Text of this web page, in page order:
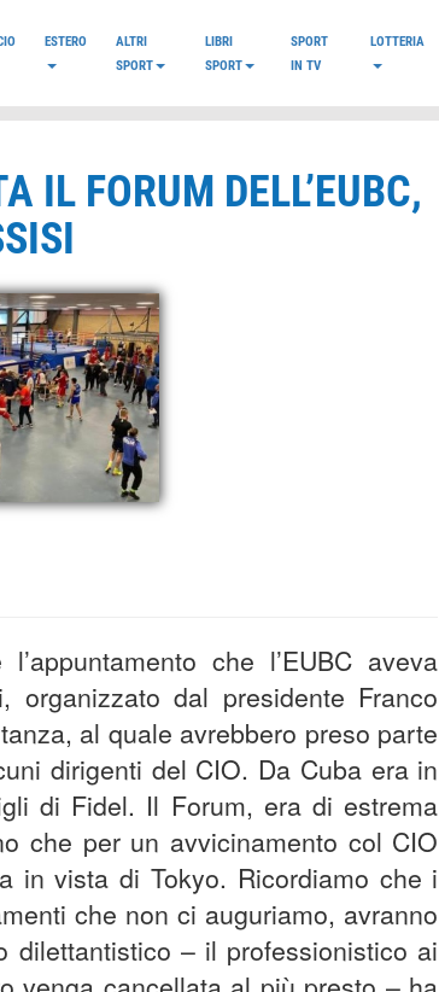
ESTERO
ALTRI
SPORT
LIBRI
SPORT
SPORT
IN TV
LOTTERIA
IL FORUM DELL’EUBC,
che l’EUBC aveva
dal presidente Franco
al quale avrebbero preso parte
dirigenti del CIO. Da Cuba era in
di Fidel. Il Forum, era di estrema
che per un avvicinamento col CIO
in vista di Tokyo. Ricordiamo che i
che non ci auguriamo, avranno
– il professionistico ai